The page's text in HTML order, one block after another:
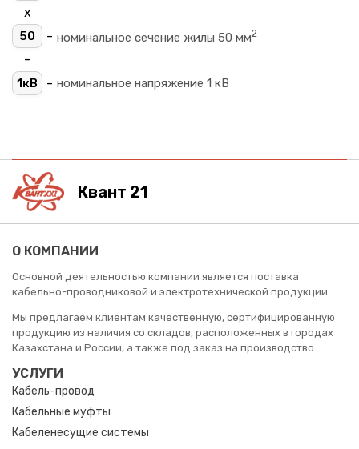
х
50 - номинальное сечение жилы 50 мм2
-
1кВ - номинальное напряжение 1 кВ
Квант 21
О КОМПАНИИ
Основной деятельностью компании является поставка
кабельно-проводниковой и электротехнической продукции.
Мы предлагаем клиентам качественную, сертифицированную
продукцию из наличия со складов, расположенных в городах
Казахстана и России, а также под заказ на производство.
УСЛУГИ
Кабель-провод
Кабельные муфты
Кабеленесущие системы